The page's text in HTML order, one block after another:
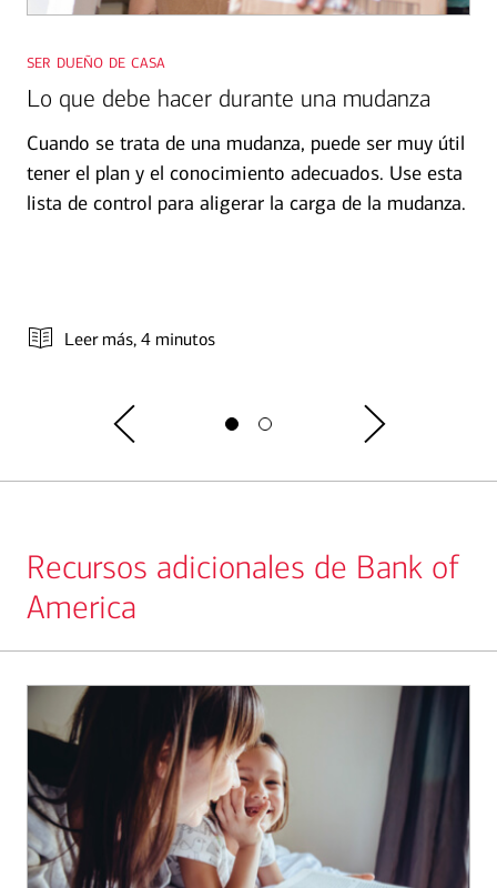
ser dueño de casa
Lo que debe hacer durante una mudanza
Cuando se trata de una mudanza, puede ser muy útil
tener el plan y el conocimiento adecuados. Use esta
lista de control para aligerar la carga de la mudanza.
Leer más, 4 minutos
Recursos adicionales de Bank of
America
Slide
1